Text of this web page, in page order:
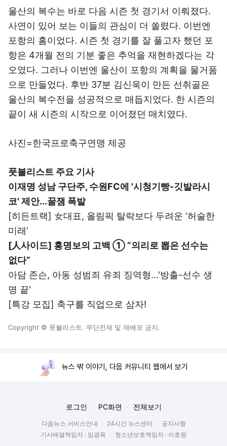
울산의 복수는 바로 다음 시즌 첫 경기서 이뤄졌다.
사연이 있어 보는 이들의 관심이 더 쏠렸다. 이번엔
포항의 홈이었다. 시즌 첫 경기를 잘 풀고자 했던 포
항은 4개월 전의 기분 좋은 추억을 재현하겠다는 각
오였다. 그러나 이번엔 울산이 포항의 계획을 물거품
으로 만들었다. 후반 37분 김신욱이 만든 선취골은
울산의 복수전을 성공적으로 매듭지었다. 한 시즌의
끝이 새 시즌의 시작으로 이어졌던 매치였다.
사진=한국프로축구연맹 제공
풋볼리스트 주요 기사
이재명 성남 구단주, 수원FC에 '시청기빵-깃발라시
코' 제안...꿀잼 폭발
[히든트랙] 女대표, 올림픽 탈락보다 두려운 ‘허술한
미래’
[人사이드] 홍명보의 고백 ① “의리로 뽑은 선수는
없다”
아담 존슨, 아동 성범죄 유죄 징역형...'방출-선수 생
명 끝'
[특강 모집] 축구를 직업으로 삼자!
Copyright © 풋볼리스트. 무단전재 및 재배포 금지.
뉴스 밖 이야기, 다음 커뮤니티 웹에서 보기
로그인 PC화면 전체보기
다음뉴스 서비스안내 24시간 뉴스센터
공지사항
기사배열책임자 : 임광욱
청소년보호책임자 : 이호원